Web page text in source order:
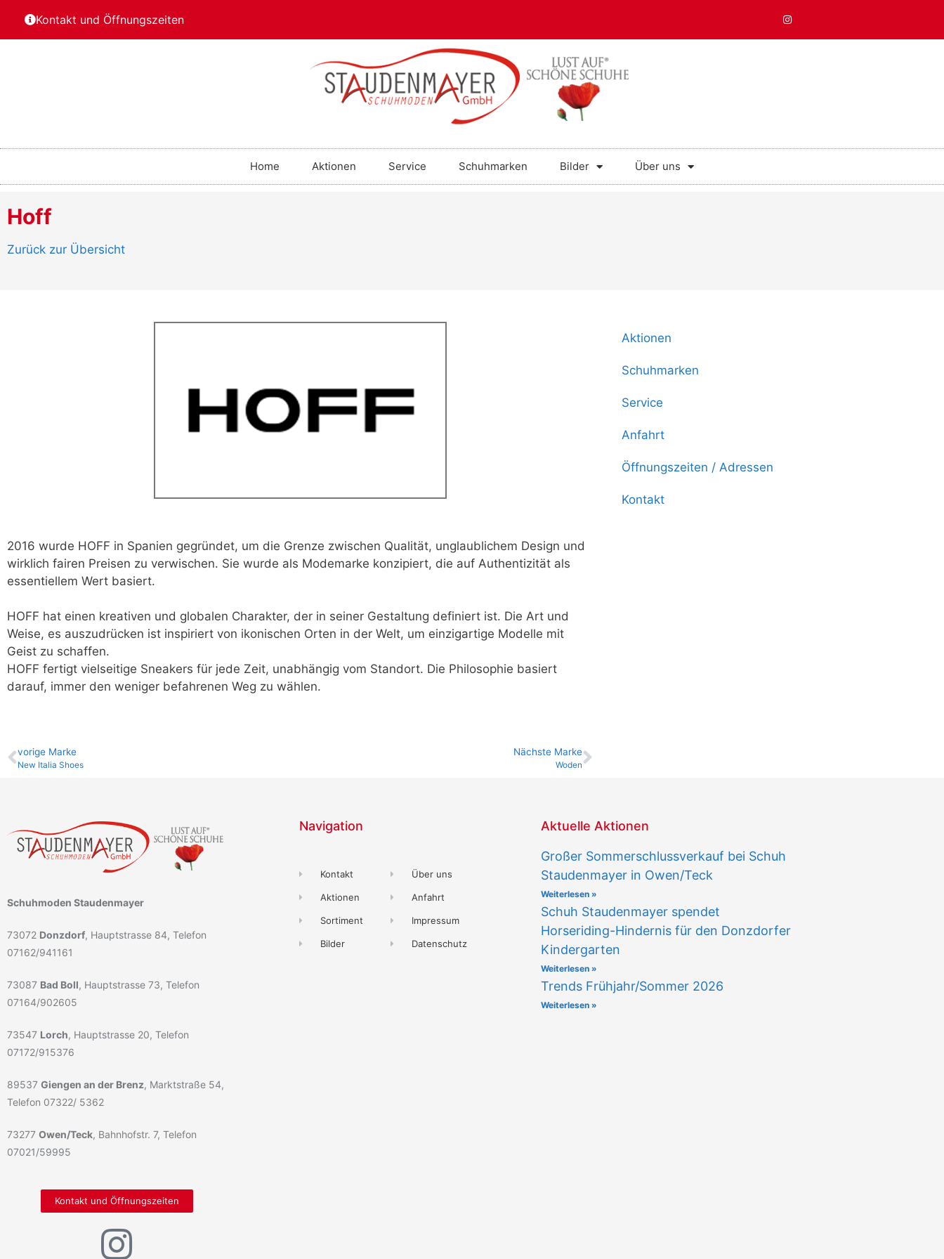
Kontakt und Öffnungszeiten
Home Aktionen Service Schuhmarken Bilder Über uns
Hoff
Zurück zur Übersicht
2016 wurde HOFF in Spanien gegründet, um die Grenze zwischen Qualität, unglaublichem Design und
wirklich fairen Preisen zu verwischen. Sie wurde als Modemarke konzipiert, die auf Authentizität als
essentiellem Wert basiert.
HOFF hat einen kreativen und globalen Charakter, der in seiner Gestaltung definiert ist. Die Art und
Weise, es auszudrücken ist inspiriert von ikonischen Orten in der Welt, um einzigartige Modelle mit
Geist zu schaffen.
HOFF fertigt vielseitige Sneakers für jede Zeit, unabhängig vom Standort. Die Philosophie basiert
darauf, immer den weniger befahrenen Weg zu wählen.
vo­ri­ge Marke
New Italia Shoes
Nächste Marke
Woden
Aktionen
Schuhmarken
Service
Anfahrt
Öffnungszeiten / Adressen
Kontakt
Schuhmoden Staudenmayer
73072 Donzdorf, Hauptstrasse 84, Telefon
07162/941161
73087 Bad Boll, Hauptstrasse 73, Telefon
07164/902605
73547 Lorch, Hauptstrasse 20, Telefon
07172/915376
89537 Giengen an der Brenz, Marktstraße 54,
Telefon 07322/ 5362
73277 Owen/Teck, Bahnhofstr. 7, Telefon
07021/59995
Kontakt und Öffnungszeiten
Navigation
Kontakt
Aktionen
Sortiment
Bilder
Über uns
Anfahrt
Impressum
Datenschutz
Aktuelle Aktionen
Großer Sommerschlussverkauf bei Schuh
Staudenmayer in Owen/Teck
Weiterlesen »
Schuh Staudenmayer spendet
Horseriding-Hindernis für den Donzdorfer
Kindergarten
Weiterlesen »
Trends Frühjahr/Sommer 2026
Weiterlesen »